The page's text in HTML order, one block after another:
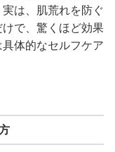
は、肌荒れを防ぐ
で、驚くほど効果
体的なセルフケア